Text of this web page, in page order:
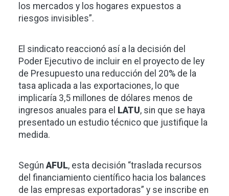
los mercados y los hogares expuestos a
riesgos invisibles”.
El sindicato reaccionó así a la decisión del
Poder Ejecutivo de incluir en el proyecto de ley
de Presupuesto una reducción del 20% de la
tasa aplicada a las exportaciones, lo que
implicaría 3,5 millones de dólares menos de
ingresos anuales para el
LATU, sin que se haya
presentado un estudio técnico que justifique la
medida.
Según AFUL, esta decisión “traslada recursos
del financiamiento científico hacia los balances
de las empresas exportadoras” y se inscribe en